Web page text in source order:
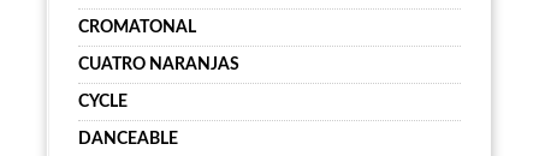
CROMATONAL
CUATRO NARANJAS
CYCLE
DANCEABLE